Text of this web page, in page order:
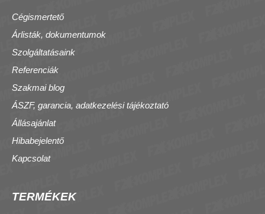
Cégismertető
Árlisták, dokumentumok
Szolgáltatásaink
Referenciák
Szakmai blog
ÁSZF, garancia, adatkezelési tájékoztató
Állásajánlat
Hibabejelentő
Kapcsolat
TERMÉKEK